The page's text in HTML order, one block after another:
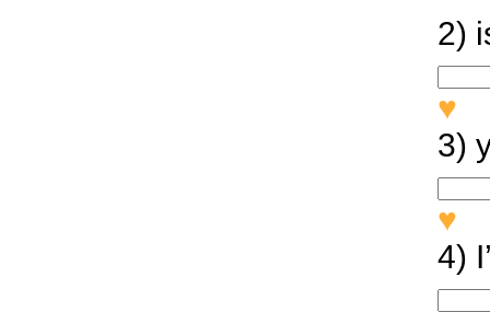
2)
♥
3)
♥
4)